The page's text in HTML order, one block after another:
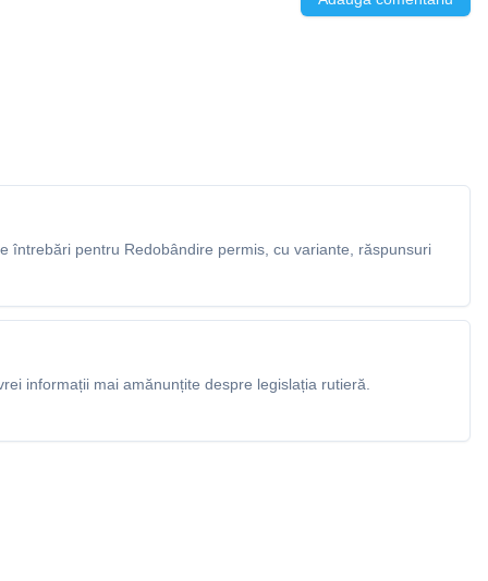
întrebări pentru Redobândire permis, cu variante, răspunsuri
informații mai amănunțite despre legislația rutieră.